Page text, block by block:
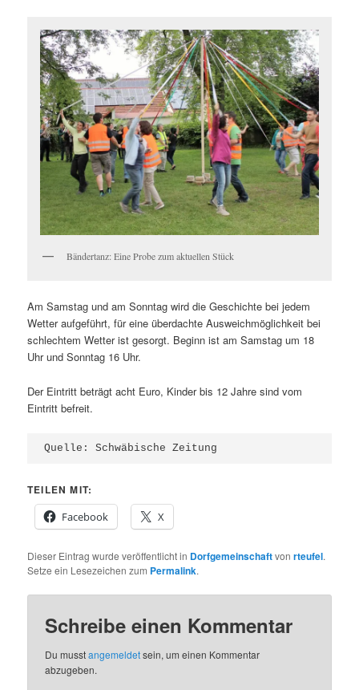
Bändertanz: Eine Probe zum aktuellen Stück
Am Samstag und am Sonntag wird die Geschichte bei jedem
Wetter aufgeführt, für eine überdachte Ausweichmöglichkeit bei
schlechtem Wetter ist gesorgt. Beginn ist am Samstag um 18
Uhr und Sonntag 16 Uhr.
Der Eintritt beträgt acht Euro, Kinder bis 12 Jahre sind vom
Eintritt befreit.
Quelle: Schwäbische Zeitung
TEILEN MIT:
Facebook
X
Dieser Eintrag wurde veröffentlicht in Dorfgemeinschaftvonrteufel.
Setze ein Lesezeichen zum Permalink.
Schreibe einen Kommentar
Du musstangemeldetsein, um einen Kommentar
abzugeben.